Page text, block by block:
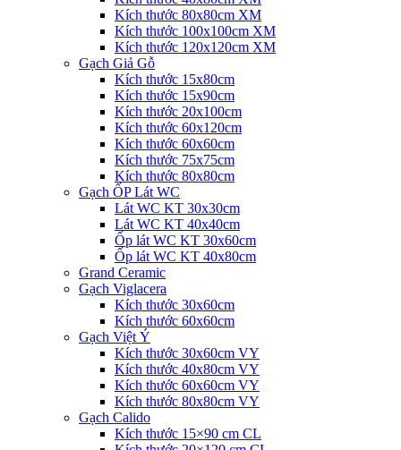
Kích thước 80x80cm XM
Kích thước 100x100cm XM
Kích thước 120x120cm XM
Gạch Giả Gỗ
Kích thước 15x80cm
Kích thước 15x90cm
Kích thước 20x100cm
Kích thước 60x120cm
Kích thước 60x60cm
Kích thước 75x75cm
Kích thước 80x80cm
Gạch ỐP Lát WC
Lát WC KT 30x30cm
Lát WC KT 40x40cm
Ốp lát WC KT 30x60cm
Ốp lát WC KT 40x80cm
Grand Ceramic
Gạch Viglacera
Kích thước 30x60cm
Kích thước 60x60cm
Gạch Việt Ý
Kích thước 30x60cm VY
Kích thước 40x80cm VY
Kích thước 60x60cm VY
Kích thước 80x80cm VY
Gạch Calido
Kích thước 15×90 cm CL